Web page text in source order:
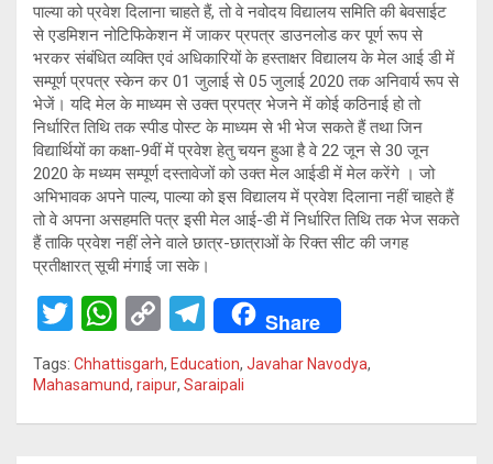
पाल्या को प्रवेश दिलाना चाहते हैं, तो वे नवोदय विद्यालय समिति की बेवसाईट
से एडमिशन नोटिफिकेशन में जाकर प्रपत्र डाउनलोड कर पूर्ण रूप से
भरकर संबंधित व्यक्ति एवं अधिकारियों के हस्ताक्षर विद्यालय के मेल आई डी में
सम्पूर्ण प्रपत्र स्केन कर 01 जुलाई से 05 जुलाई 2020 तक अनिवार्य रूप से
भेजें। यदि मेल के माध्यम से उक्त प्रपत्र भेजने में कोई कठिनाई हो तो
निर्धारित तिथि तक स्पीड पोस्ट के माध्यम से भी भेज सकते हैं तथा जिन
विद्यार्थियों का कक्षा-9वीं में प्रवेश हेतु चयन हुआ है वे 22 जून से 30 जून
2020 के मध्यम सम्पूर्ण दस्तावेजों को उक्त मेल आईडी में मेल करेंगे । जो
अभिभावक अपने पाल्य, पाल्या को इस विद्यालय में प्रवेश दिलाना नहीं चाहते हैं
तो वे अपना असहमति पत्र इसी मेल आई-डी में निर्धारित तिथि तक भेज सकते
हैं ताकि प्रवेश नहीं लेने वाले छात्र-छात्राओं के रिक्त सीट की जगह
प्रतीक्षारत् सूची मंगाई जा सके।
T
wi
tt
er
W
h
at
s
C
o
py
Li
T
el
e
gr
Share
Tags: Chhattisgarh, Education, Javahar Navodya,
Mahasamund, raipur, Saraipali